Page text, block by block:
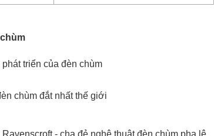
phát triển của đèn chùm
chùm đắt nhất thế giới
Ravenscroft - cha đẻ nghệ thuật đèn chùm pha lê